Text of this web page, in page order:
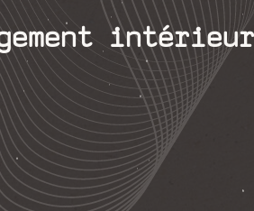
intérieur